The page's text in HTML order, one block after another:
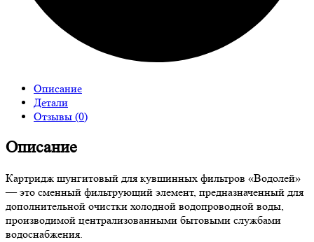
Описание
Детали
Отзывы (0)
Описание
Картридж шунгитовый для кувшинных фильтров «Водолей»
— это сменный фильтрующий элемент, предназначенный для
дополнительной очистки холодной водопроводной воды,
производимой централизованными бытовыми службами
водоснабжения.